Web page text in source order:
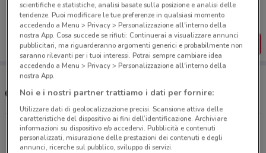
Puoi trovare le migliori offerte dei negozi vicino a te,
salvarle e creare la tua lista del risparmio, comodamente
dal tuo cellulare.
SCARICA L’APP
Centro TIM a Pompei
Piazza Vittorio Veneto, 11 Pompei
218 m
scientifiche e statistiche, analisi basate sulla posizione e analisi delle
tendenze. Puoi modificare le tue preferenze in qualsiasi momento
accedendo a Menu > Privacy > Personalizzazione all'interno della
nostra App. Cosa succede se rifiuti: Continuerai a visualizzare annunci
pubblicitari, ma riguarderanno argomenti generici e probabilmente non
saranno rilevanti per i tuoi interessi. Potrai sempre cambiare idea
accedendo a Menu > Privacy > Personalizzazione all'interno della
nostra App.
Noi e i nostri partner trattiamo i dati per fornire:
Utilizzare dati di geolocalizzazione precisi. Scansione attiva delle
caratteristiche del dispositivo ai fini dell’identificazione. Archiviare
informazioni su dispositivo e/o accedervi. Pubblicità e contenuti
personalizzati, misurazione delle prestazioni dei contenuti e degli
annunci, ricerche sul pubblico, sviluppo di servizi.